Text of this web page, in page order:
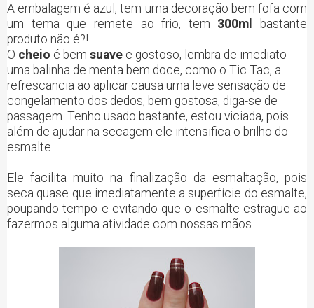
A embalagem é azul, tem uma decoração bem fofa com
um tema que remete ao frio, tem 300ml bastante
produto não é?!
O cheio é bem suave e gostoso, lembra de imediato
uma balinha de menta bem doce, como o Tic Tac, a
refrescancia ao aplicar causa uma leve sensação de
congelamento dos dedos, bem gostosa, diga-se de
passagem. Tenho usado bastante, estou viciada, pois
além de ajudar na secagem ele intensifica o brilho do
esmalte.
Ele facilita muito na finalização da esmaltação, pois
seca quase que imediatamente a superfície do esmalte,
poupando tempo e evitando que o esmalte estrague ao
fazermos alguma atividade com nossas mãos.